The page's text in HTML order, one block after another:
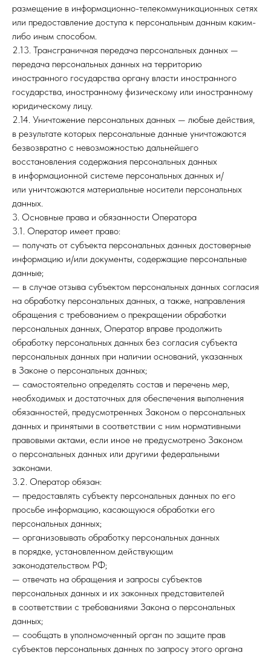
размещение в информационно-телекоммуникационных сетях
или предоставление доступа к персональным данным каким-
либо иным способом.
2.13. Трансграничная передача персональных данных —
передача персональных данных на территорию
иностранного государства органу власти иностранного
государства, иностранному физическому или иностранному
юридическому лицу.
2.14. Уничтожение персональных данных — любые действия,
в результате которых персональные данные уничтожаются
безвозвратно с невозможностью дальнейшего
восстановления содержания персональных данных
в информационной системе персональных данных и/
или уничтожаются материальные носители персональных
данных.
3. Основные права и обязанности Оператора
3.1. Оператор имеет право:
— получать от субъекта персональных данных достоверные
информацию и/или документы, содержащие персональные
данные;
— в случае отзыва субъектом персональных данных согласия
на обработку персональных данных, а также, направления
обращения с требованием о прекращении обработки
персональных данных, Оператор вправе продолжить
обработку персональных данных без согласия субъекта
персональных данных при наличии оснований, указанных
в Законе о персональных данных;
— самостоятельно определять состав и перечень мер,
необходимых и достаточных для обеспечения выполнения
обязанностей, предусмотренных Законом о персональных
данных и принятыми в соответствии с ним нормативными
правовыми актами, если иное не предусмотрено Законом
о персональных данных или другими федеральными
законами.
3.2. Оператор обязан:
— предоставлять субъекту персональных данных по его
просьбе информацию, касающуюся обработки его
персональных данных;
— организовывать обработку персональных данных
в порядке, установленном действующим
законодательством РФ;
— отвечать на обращения и запросы субъектов
персональных данных и их законных представителей
в соответствии с требованиями Закона о персональных
данных;
— сообщать в уполномоченный орган по защите прав
субъектов персональных данных по запросу этого органа